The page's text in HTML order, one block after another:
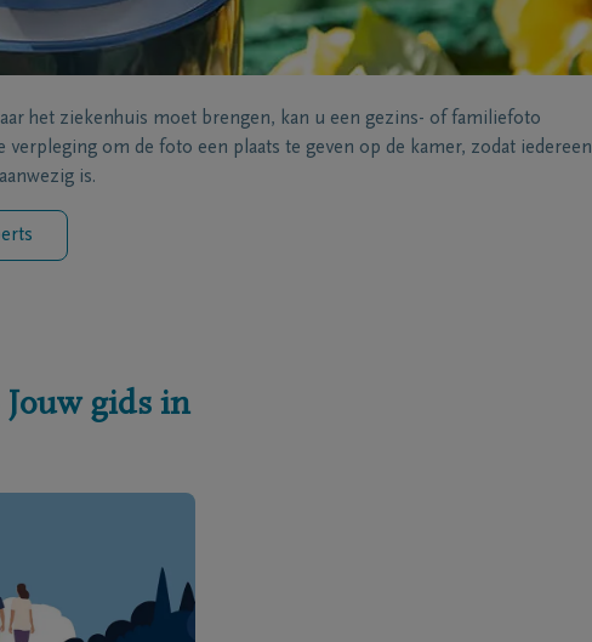
het ziekenhuis moet brengen, kan u een gezins- of familiefoto
verpleging om de foto een plaats te geven op de kamer, zodat iedereen
is.
gids in